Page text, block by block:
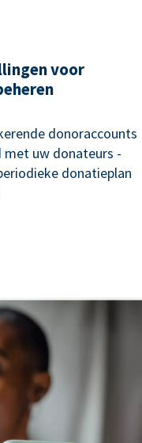
voor
donoraccounts
met uw donateurs -
donatieplan